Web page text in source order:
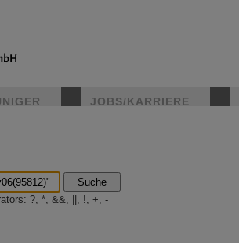
JOBS/KARRIERE
Suche
?, *, &&, ||, !, +, -